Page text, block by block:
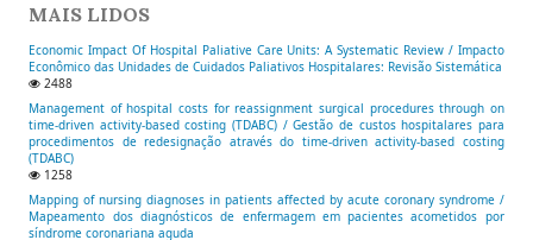
MAIS LIDOS
Economic Impact Of Hospital Paliative Care Units: A Systematic Review / Impacto
Econômico das Unidades de Cuidados Paliativos Hospitalares: Revisão Sistemática
2488
Management of hospital costs for reassignment surgical procedures through on
time-driven activity-based costing (TDABC) / Gestão de custos hospitalares para
procedimentos de redesignação através do time-driven activity-based costing
(TDABC)
1258
Mapping of nursing diagnoses in patients affected by acute coronary syndrome /
Mapeamento dos diagnósticos de enfermagem em pacientes acometidos por
síndrome coronariana aguda